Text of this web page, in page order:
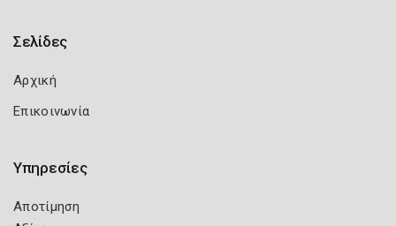
Σελίδες
Αρχική
Επικοινωνία
Υπηρεσίες
Αποτίμηση